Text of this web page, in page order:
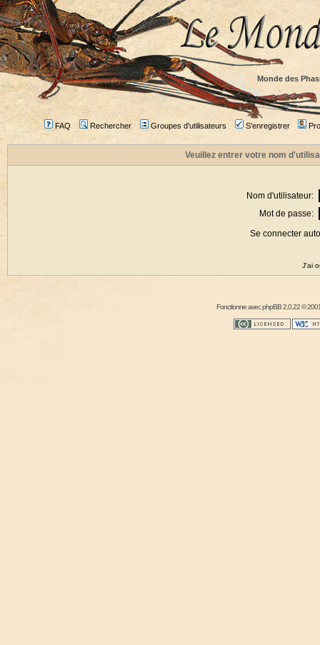
Monde des
FAQ Rechercher Groupes d'utilisateurs S'enregistrer
Veuillez entrer votre nom
Nom d'utilisateur:
Mot de passe:
Se connecter
J'ai
Fonctionne avecphpBB2.0.22 ©